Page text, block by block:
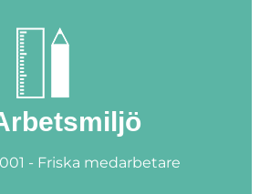
- Friska medarbetare